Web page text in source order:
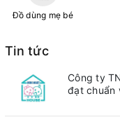
Đồ dùng mẹ bé
Tin tức
Công ty
đạt chuẩn